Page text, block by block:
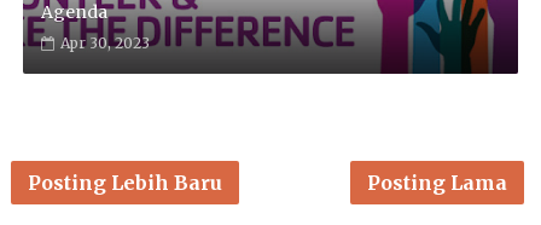
Agenda
Apr 30, 2023
Posting Lebih Baru Posting Lama